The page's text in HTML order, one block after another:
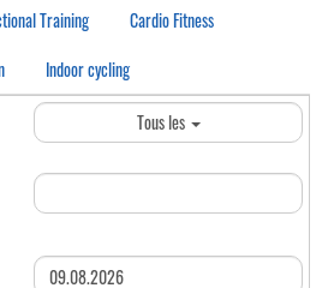
Training
Cardio Fitness
Indoor cycling
Tous les